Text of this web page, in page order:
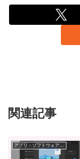
関連記事